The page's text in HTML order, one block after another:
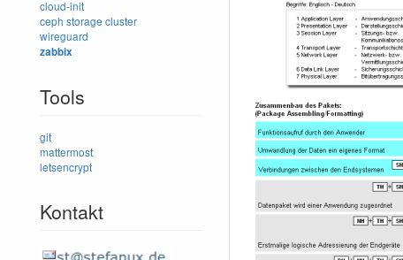
cloud-init
ceph storage cluster
wireguard
zabbix
Tools
git
mattermost
letsencrypt
Kontakt